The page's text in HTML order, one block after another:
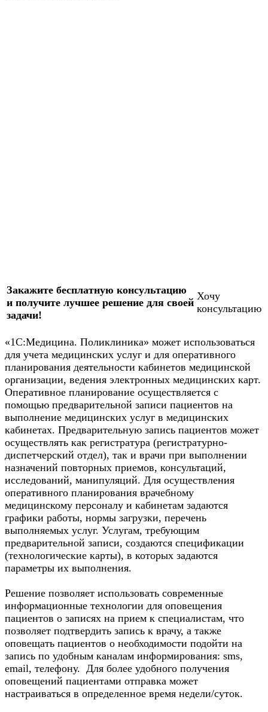
Закажите бесплатную консультацию
и получите лучшее решение для своей
задачи!
Хочу
консультацию
«1С:Медицина. Поликлиника» может использоваться
для учета медицинских услуг и для оперативного
планирования деятельности кабинетов медицинской
организации, ведения электронных медицинских карт.
Оперативное планирование осуществляется с
помощью предварительной записи пациентов на
выполнение медицинских услуг в медицинских
кабинетах. Предварительную запись пациентов может
осуществлять как регистратура (регистратурно-
диспетчерский отдел), так и врачи при выполнении
назначений повторных приемов, консультаций,
исследований, манипуляций. Для осуществления
оперативного планирования врачебному
медицинскому персоналу и кабинетам задаются
графики работы, нормы загрузки, перечень
выполняемых услуг. Услугам, требующим
предварительной записи, создаются спецификации
(технологические карты), в которых задаются
параметры их выполнения.
Решение позволяет использовать современные
информационные технологии для оповещения
пациентов о записях на прием к специалистам, что
позволяет подтвердить запись к врачу, а также
оповещать пациентов о необходимости подойти на
запись по удобным каналам информирования: sms,
email, телефону. Для более удобного получения
оповещений пациентами отправка может
настраиваться в определенное время недели/суток.